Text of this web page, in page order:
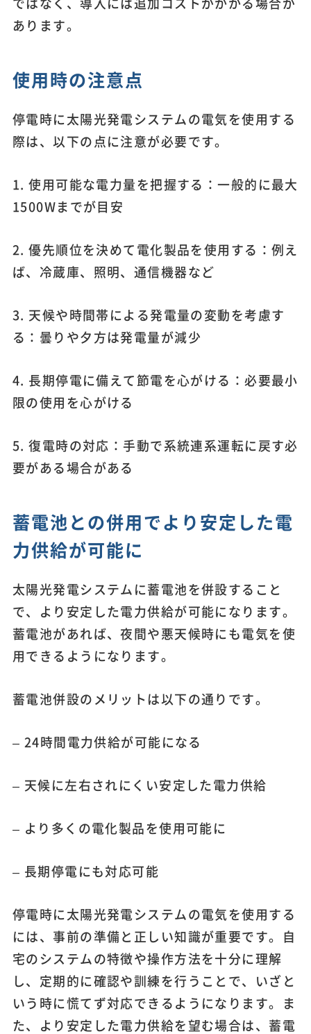
あります。
使用時の注意点
停電時に太陽光発電システムの電気を使用する
際は、以下の点に注意が必要です。
1. 使用可能な電力量を把握する：一般的に最大
1500Wまでが目安
2. 優先順位を決めて電化製品を使用する：例え
ば、冷蔵庫、照明、通信機器など
3. 天候や時間帯による発電量の変動を考慮す
る：曇りや夕方は発電量が減少
4. 長期停電に備えて節電を心がける：必要最小
限の使用を心がける
5. 復電時の対応：手動で系統連系運転に戻す必
要がある場合がある
蓄電池との併用でより安定した電
力供給が可能に
太陽光発電システムに蓄電池を併設すること
で、より安定した電力供給が可能になります。
蓄電池があれば、夜間や悪天候時にも電気を使
用できるようになります。
蓄電池併設のメリットは以下の通りです。
– 24時間電力供給が可能になる
– 天候に左右されにくい安定した電力供給
– より多くの電化製品を使用可能に
– 長期停電にも対応可能
停電時に太陽光発電システムの電気を使用する
には、事前の準備と正しい知識が重要です。自
宅のシステムの特徴や操作方法を十分に理解
し、定期的に確認や訓練を行うことで、いざと
いう時に慌てず対応できるようになります。ま
た、より安定した電力供給を望む場合は、蓄電